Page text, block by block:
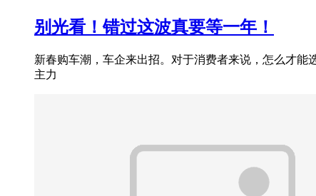
别光看！错过这波真要等一年！
新春购车潮，车企来出招。对于消费者来说，怎么才能
主力